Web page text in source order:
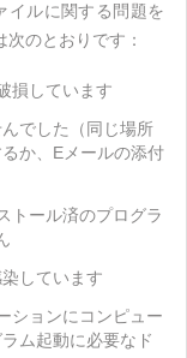
イルに関する問題を
のとおりです：
損しています
でした（同じ場所
か、Eメールの添付
トール済のプログラ
しています
ションにコンピュー
ム起動に必要なド